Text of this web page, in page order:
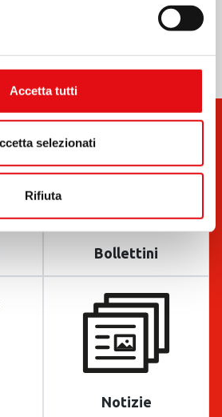
Accetta tutti
selezionati
Rifiuta
Bollettini
Notizie